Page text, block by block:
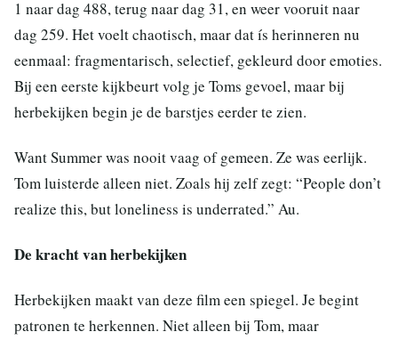
1 naar dag 488, terug naar dag 31, en weer vooruit naar
dag 259. Het voelt chaotisch, maar dat ís herinneren nu
eenmaal: fragmentarisch, selectief, gekleurd door emoties.
Bij een eerste kijkbeurt volg je Toms gevoel, maar bij
herbekijken begin je de barstjes eerder te zien.
Want Summer was nooit vaag of gemeen. Ze was eerlijk.
Tom luisterde alleen niet. Zoals hij zelf zegt: “People don’t
realize this, but loneliness is underrated.” Au.
De kracht van herbekijken
Herbekijken maakt van deze film een spiegel. Je begint
patronen te herkennen. Niet alleen bij Tom, maar